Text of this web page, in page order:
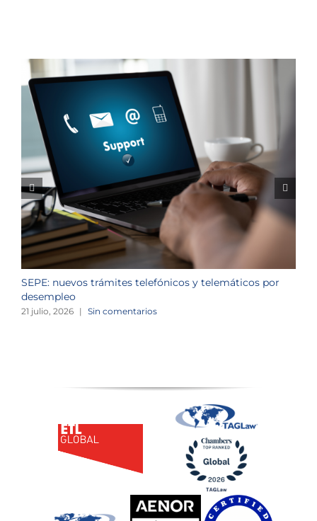
SEPE: nuevos trámites telefónicos y telemáticos por
desempleo
21 julio, 2026 | Sin comentarios